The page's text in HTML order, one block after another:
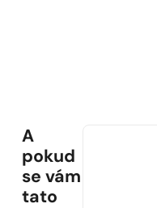
A
pokud
se vám
tato